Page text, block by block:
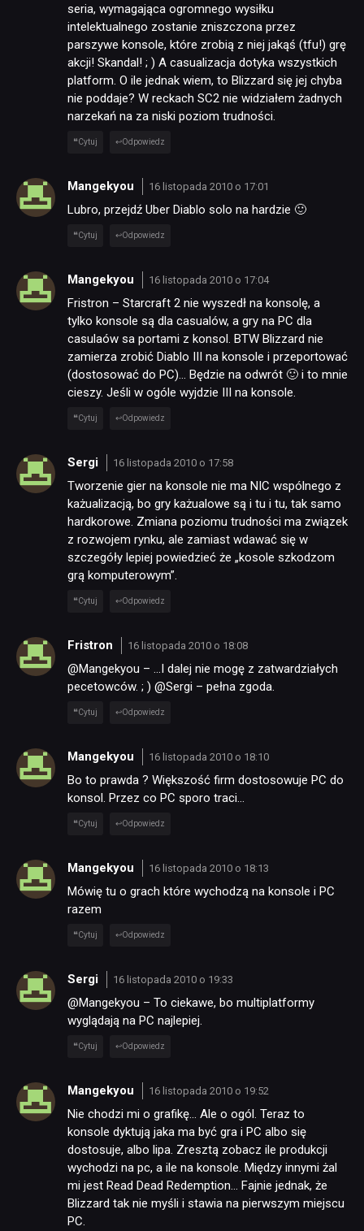
seria, wymagająca ogromnego wysiłku
intelektualnego zostanie zniszczona przez
parszywe konsole, które zrobią z niej jakąś (tfu!) grę
akcji! Skandal! ; ) A casualizacja dotyka wszystkich
platform. O ile jednak wiem, to Blizzard się jej chyba
nie poddaje? W reckach SC2 nie widziałem żadnych
narzekań na za niski poziom trudności.
Cytuj Odpowiedz
Mangekyou 16 listopada 2010 o 17:01
Lubro, przejdź Uber Diablo solo na hardzie 🙂
Cytuj Odpowiedz
Mangekyou 16 listopada 2010 o 17:04
Fristron – Starcraft 2 nie wyszedł na konsolę, a
tylko konsole są dla casualów, a gry na PC dla
casulaów sa portami z konsol. BTW Blizzard nie
zamierza zrobić Diablo III na konsole i przeportować
(dostosować do PC)… Będzie na odwrót 🙂 i to mnie
cieszy. Jeśli w ogóle wyjdzie III na konsole.
Cytuj Odpowiedz
Sergi 16 listopada 2010 o 17:58
Tworzenie gier na konsole nie ma NIC wspólnego z
każualizacją, bo gry każualowe są i tu i tu, tak samo
hardkorowe. Zmiana poziomu trudności ma związek
z rozwojem rynku, ale zamiast wdawać się w
szczegóły lepiej powiedzieć że „kosole szkodzom
grą komputerowym”.
Cytuj Odpowiedz
Fristron 16 listopada 2010 o 18:08
@Mangekyou – …I dalej nie mogę z zatwardziałych
pecetowców. ; ) @Sergi – pełna zgoda.
Cytuj Odpowiedz
Mangekyou 16 listopada 2010 o 18:10
Bo to prawda ? Większość firm dostosowuje PC do
konsol. Przez co PC sporo traci…
Cytuj Odpowiedz
Mangekyou 16 listopada 2010 o 18:13
Mówię tu o grach które wychodzą na konsole i PC
razem
Cytuj Odpowiedz
Sergi 16 listopada 2010 o 19:33
@Mangekyou – To ciekawe, bo multiplatformy
wyglądają na PC najlepiej.
Cytuj Odpowiedz
Mangekyou 16 listopada 2010 o 19:52
Nie chodzi mi o grafikę… Ale o ogól. Teraz to
konsole dyktują jaka ma być gra i PC albo się
dostosuje, albo lipa. Zresztą zobacz ile produkcji
wychodzi na pc, a ile na konsole. Między innymi żal
mi jest Read Dead Redemption… Fajnie jednak, że
Blizzard tak nie myśli i stawia na pierwszym miejscu
PC.